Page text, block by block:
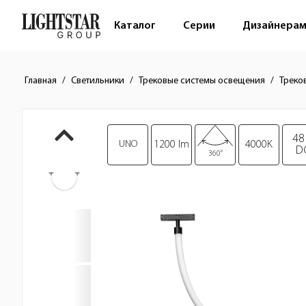
Каталог Серии Дизайнерам
Главная Светильники Трековые системы освещения
Краткое описание товара
Изображения товара
UNO 1200 lm
360°
4000K
48
Стоимость товара